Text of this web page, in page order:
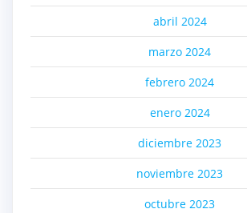
abril 2024
marzo 2024
febrero 2024
enero 2024
diciembre 2023
noviembre 2023
octubre 2023